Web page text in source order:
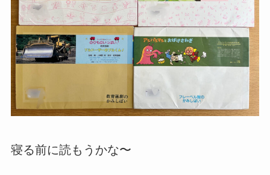
寝る前に読もうかな〜